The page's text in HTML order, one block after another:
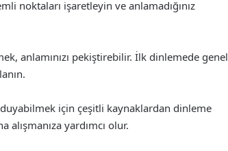
noktaları işaretleyin ve anlamadığınız
anlamınızı pekiştirebilir. İlk dinlemede genel
için çeşitli kaynaklardan dinleme
alışmanıza yardımcı olur.